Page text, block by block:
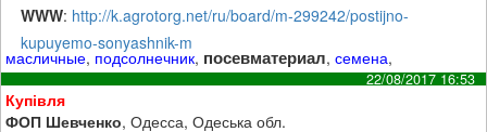
WWW: http://k.agrotorg.net/ru/board/m-299242/postijno-
kupuyemo-sonyashnik-m
масличные, подсолнечник, посевматериал,семена,
22/08/2017 16:53
Купівля
ФОП Шевченко, Одесса, Одеська обл.